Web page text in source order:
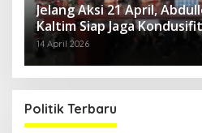
Jelang Aksi 21 April,
Kaltim Siap Jaga
Polri
14 April 2026
Politik Terbaru